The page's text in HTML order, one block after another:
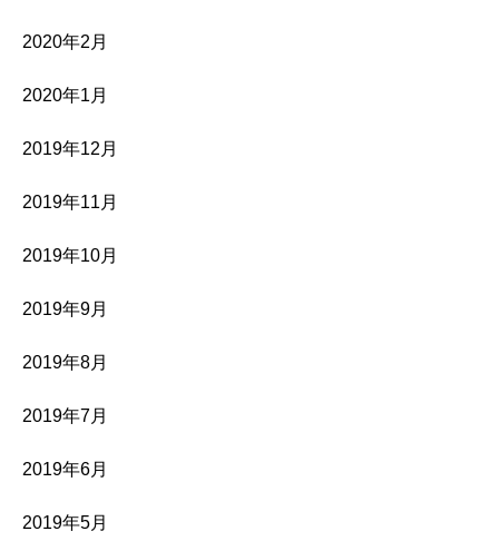
2020年2月
2020年1月
2019年12月
2019年11月
2019年10月
2019年9月
2019年8月
2019年7月
2019年6月
2019年5月